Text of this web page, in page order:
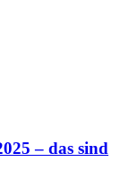
– das sind